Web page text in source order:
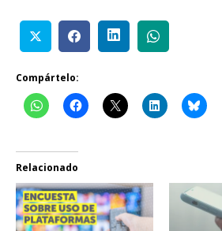
Compártelo:
Relacionado